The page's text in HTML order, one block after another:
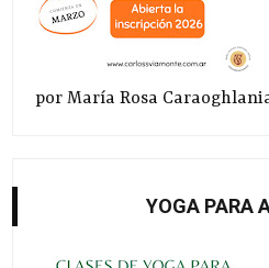
por María Rosa
YOGA PARA